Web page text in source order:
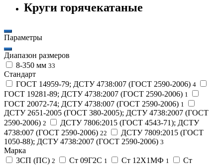
Круги горячекатаные
Параметры
Диапазон размеров
8-350 мм 33
Стандарт
ГОСТ 14959-79; ДСТУ 4738:007 (ГОСТ 2590-2006) 4
ГОСТ 19281-89; ДСТУ 4738:2007 (ГОСТ 2590-2006) 1
ГОСТ 20072-74; ДСТУ 4738:007 (ГОСТ 2590-2006) 1
ДСТУ 2651-2005 (ГОСТ 380-2005); ДСТУ 4738:2007 (ГОСТ
2590-2006) 2
ДСТУ 7806:2015 (ГОСТ 4543-71); ДСТУ
4738:007 (ГОСТ 2590-2006) 22
ДСТУ 7809:2015 (ГОСТ
1050-88); ДСТУ 4738:2007 (ГОСТ 2590-2006) 3
Марка
3СП (ПС) 2 Ст 09Г2С 1 Ст 12Х1МФ 1
Ст